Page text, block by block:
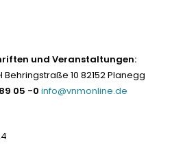
und Veranstaltungen:
10 82152 Planegg
05 -0 info@vnmonline.de